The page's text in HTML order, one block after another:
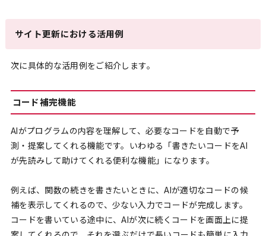
サイト更新における活用例
次に具体的な活用例をご紹介します。
コード補完機能
AIがプログラムの内容を理解して、必要なコードを自動で予
測・提案してくれる機能です。いわゆる「書きたいコードをAI
が先読みして助けてくれる便利な機能」になります。
例えば、関数の続きを書きたいときに、AIが適切なコードの候
補を表示してくれるので、少ない入力でコードが完成します。
コードを書いている途中に、AIが次に続くコードを画面上に提